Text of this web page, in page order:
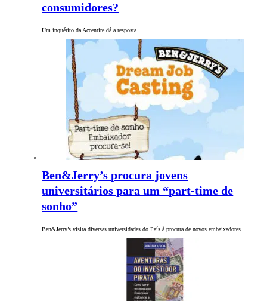
consumidores?
Um inquérito da Accentire dá a resposta.
Ben&Jerry’s procura jovens
universitários para um “part-time de
sonho”
Ben&Jerry’s visita diversas universidades do País à procura de novos embaixadores.